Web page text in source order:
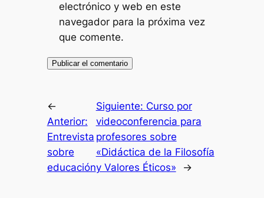
electrónico y web en este
navegador para la próxima vez
que comente.
←
Anterior:
Entrevista
sobre
educación
Siguiente: Curso por
videoconferencia para
profesores sobre
«Didáctica de la Filosofía
y Valores Éticos»
→